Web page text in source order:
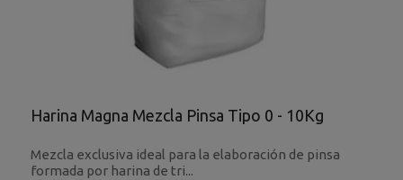
Harina Magna Mezcla Pinsa Tipo 0 - 10Kg
Mezcla exclusiva ideal para la elaboración de pinsa
formada por harina de tri...